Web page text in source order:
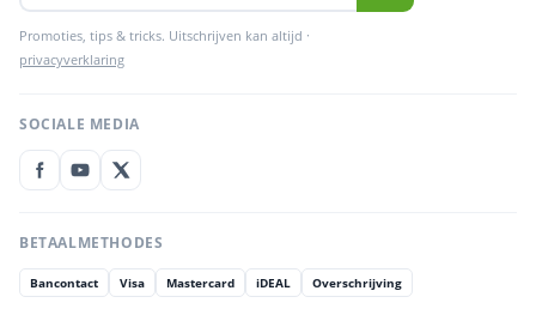
Promoties, tips & tricks. Uitschrijven kan altijd ·
privacyverklaring
SOCIALE MEDIA
BETAALMETHODES
Bancontact Visa Mastercard iDEAL Overschrijving